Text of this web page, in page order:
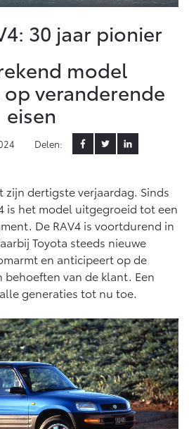
Vanaf € 27.195,-
Urban Cruiser
BATTERIJ-ELEKTRISCH
Vanaf € 32.995,-
Corolla Touring Sports
Vanaf € 35.495,-
(SIL)
maken
aan
modellen
30 jaar pionier
model
veranderende
eisen
Delen:
zijn dertigste verjaardag. Sinds
is het model uitgegroeid tot een
De RAV4 is voortdurend in
Toyota steeds nieuwe
en anticipeert op de
behoeften van de klant. Een
generaties tot nu toe.